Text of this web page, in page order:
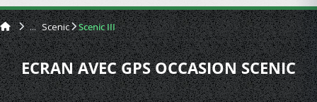
Scenic Scenic III
ECRAN AVEC GPS OCCASION SCENIC